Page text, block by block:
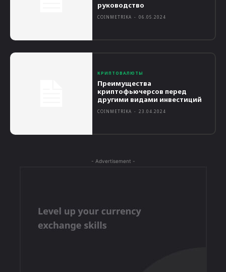
руководство
COINMETRIKA - 06.05.2024
КРИПТОВАЛЮТЫ
Преимущества
криптофьючерсов перед
другими видами инвестиций
COINMETRIKA - 23.04.2024
- Advertisement -